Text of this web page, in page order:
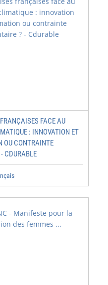
FACE AU
: INNOVATION ET
OU CONTRAINTE
CDURABLE